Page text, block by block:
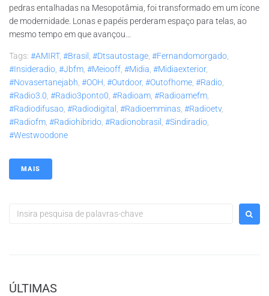
pedras entalhadas na Mesopotâmia, foi transformado em um ícone
de modernidade. Lonas e papéis perderam espaço para telas, ao
mesmo tempo em que avançou...
Tags: #AMIRT, #brasil #dtsautostage #fernandomorgado
#insideradio #jbfm #meiooff #midia #midiaexterior,
#novasertanejabh #OOH #outdoor, #outofhome #radio
#radio3.0 #radio3ponto0 #radioam #radioamefm
#radiodifusao #radiodigital #radioemminas #radioetv,
#radiofm #radiohibrido #radionobrasil #sindiradio
#westwoodone
MAIS
ÚLTIMAS